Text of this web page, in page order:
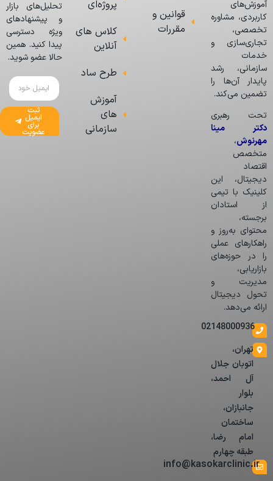
آموزش‌های
کاربردی، مشاوره
تخصصی،
تجاری‌سازی و
خدمات
سازمانی، رشد
پایدار آن‌ها را
تضمین می‌کند.
تحت رهبری
دکتر مینا
مهرنوش،
متخصص
اقتصاد
دیجیتال، این
کلینیک با تیمی
از استادان
برجسته،
محتوای به‌روز و
راهکارهای عملی
را در حوزه‌های
بازاریابی،
مدیریت و
تحول دیجیتال
ارائه می‌دهد.
02148000936
تهران،
اتوبان جلال
آل احمد،
بلوار
جانبازان،
ساختمان
امام رضا،
طبقه چهارم
info@kasokarclinic.ir
قوانین و
مقررات
پروژه‌ای
کلاس های
آنلاین
طرح ساد
آموزش
های
سازمانی
تحلیل‌های بازار
و پیشنهادهای
ویژه دسترسی
پیدا کنید. همین
حالا عضو شوید.
ثبت
ایمیل
برای
عضویت